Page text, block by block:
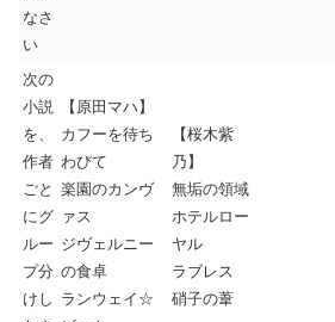
なさ
い
次の
小説
を、
作者
ごと
にグ
ルー
プ分
けし
【原田マハ】
カフーを待ち
わびて
楽園のカンヴ
ァス
ジヴェルニー
の食卓
ランウェイ☆
【桜木紫
乃】
無垢の領域
ホテルロー
ヤル
ラブレス
硝子の葦